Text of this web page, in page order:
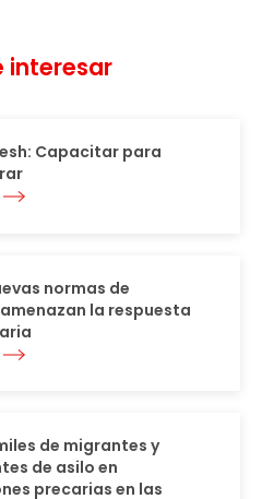
interesar
Capacitar para
normas de
la respuesta
de migrantes y
de asilo en
precarias en las